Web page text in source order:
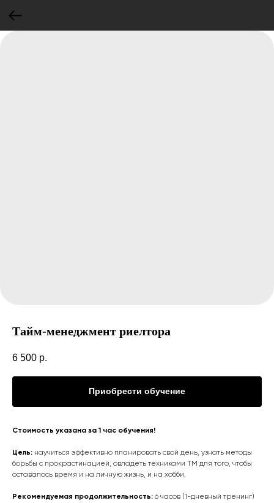
Тайм-менеджмент риелтора
6 500 р.
Приобрести обучение
Стоимость указана за 1 час обучения!
Цель: научиться эффективно планировать свой день, узнать методы
борьбы с прокрастинацией, овладеть техниками ТМ для того, чтобы
оставалось время и на личную жизнь, и на хобби.
Рекомендуемая продолжительность: 6 часов (1-дневный тренинг)